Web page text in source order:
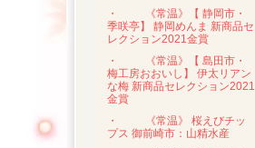
・
《常温》【 静岡市・
季咲亭】 静岡めんま 新商品セ
レクション2021金賞
・
《常温》【 島田市・
梅工房おおいし】 伊太リアン
な梅 新商品セレクション2021
金賞
・
《常温》 桜えびチッ
プス 御前崎市：山精水産